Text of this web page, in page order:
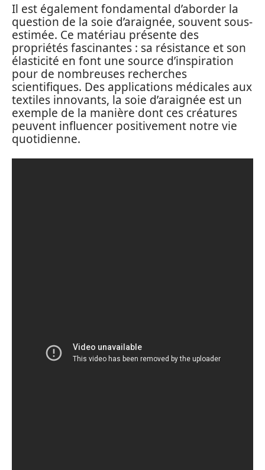
Il est également fondamental d’aborder la
question de la soie d’araignée, souvent sous-
estimée. Ce matériau présente des
propriétés fascinantes : sa résistance et son
élasticité en font une source d’inspiration
pour de nombreuses recherches
scientifiques. Des applications médicales aux
textiles innovants, la soie d’araignée est un
exemple de la manière dont ces créatures
peuvent influencer positivement notre vie
quotidienne.